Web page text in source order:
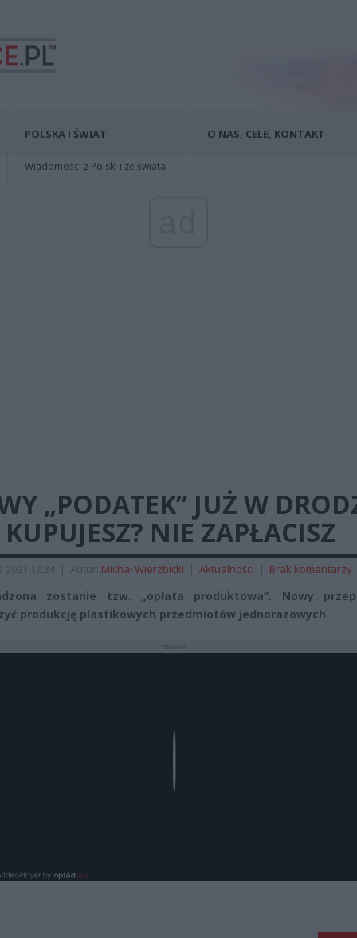
POLSKA I ŚWIAT
Wiadomości z Polski i ze świata
O NAS, CELE, KONTAKT
„PODATEK” JUŻ W
NIE ZAPŁACISZ
2021 12:34 | Autor: Michał Wierzbicki | Aktualności | Brak komentarzy
zostanie tzw. „opłata produktowa”. Nowy
produkcję plastikowych przedmiotów jednorazowych.